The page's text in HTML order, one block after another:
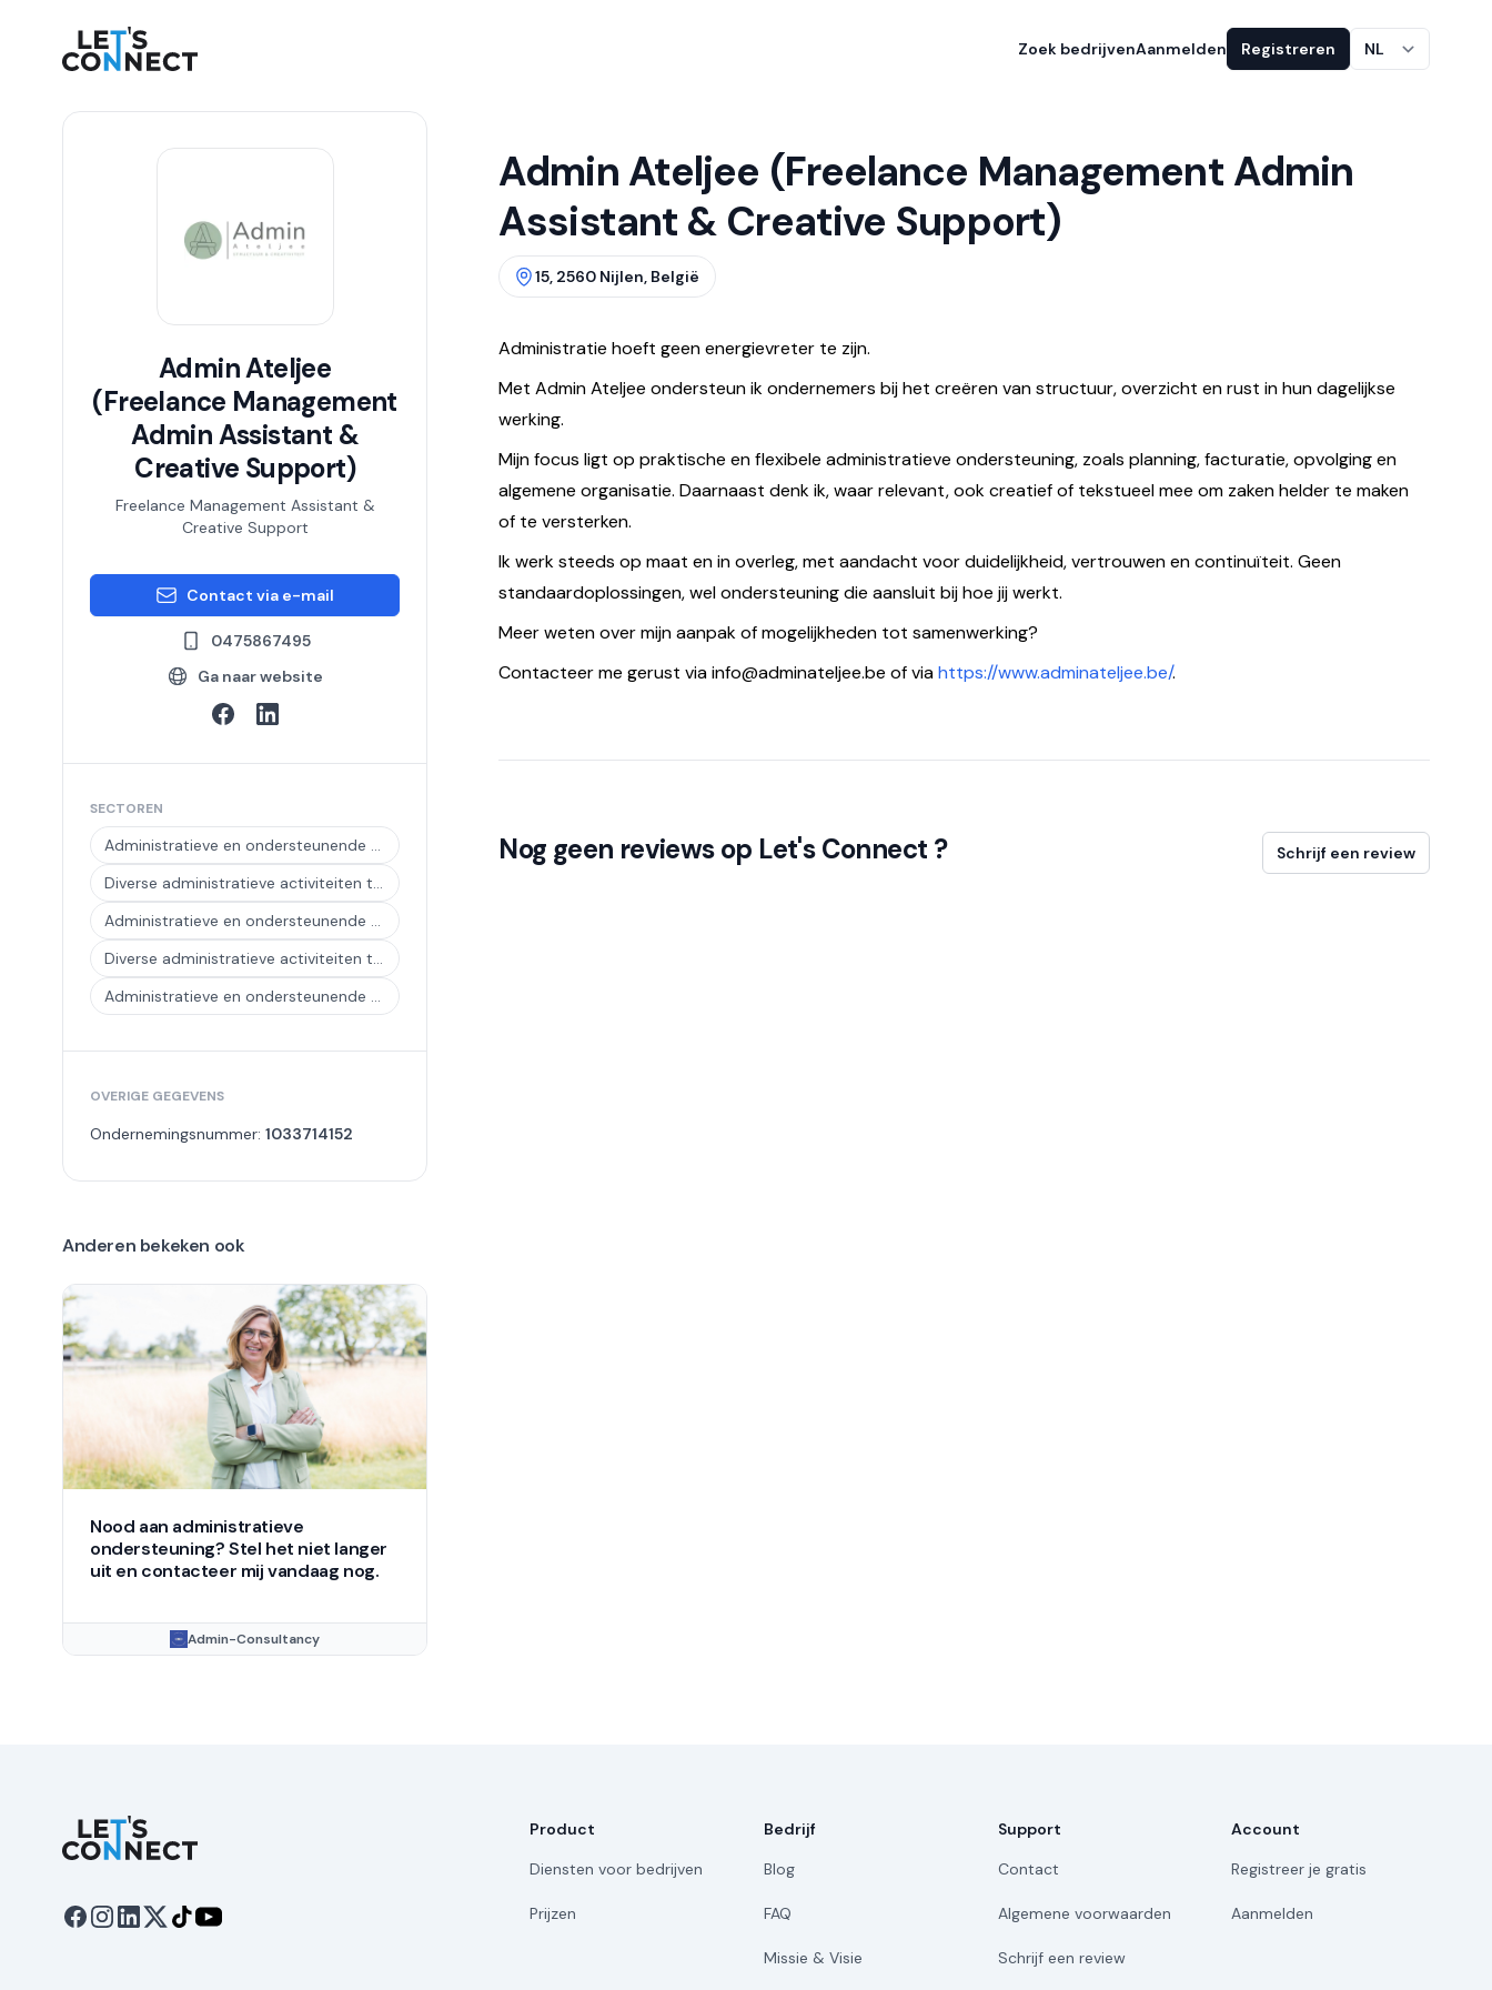
Let's Connect Zoek bedrijvenAanmelden Registreren NL
Admin Ateljee
(Freelance Management
Admin Assistant &
Creative Support)
Freelance Management Assistant &
Creative Support
Contact via e-mail
0475867495
Ga naar website
SECTOREN
Administratieve en ondersteunende diensten
Diverse administratieve activiteiten ten behoeve van kantoren
Administratieve en ondersteunende activiteiten ten behoeve van kantoren
Diverse administratieve activiteiten ten behoeve van kantoren
Administratieve en ondersteunende activiteiten ten behoeve van kantoren en overige zakelijke activiteiten
OVERIGE GEGEVENS
Ondernemingsnummer: 1033714152
Anderen bekeken ook
Nood aan administratieve
ondersteuning? Stel het niet langer
uit en contacteer mij vandaag nog.
Admin-Consultancy
Admin Ateljee (Freelance Management Admin
Assistant & Creative Support)
15, 2560 Nijlen, België
Administratie hoeft geen energievreter te zijn.
Met Admin Ateljee ondersteun ik ondernemers bij het creëren van structuur, overzicht en rust in hun dagelijkse
werking.
Mijn focus ligt op praktische en flexibele administratieve ondersteuning, zoals planning, facturatie, opvolging en
algemene organisatie. Daarnaast denk ik, waar relevant, ook creatief of tekstueel mee om zaken helder te maken
of te versterken.
Ik werk steeds op maat en in overleg, met aandacht voor duidelijkheid, vertrouwen en continuïteit. Geen
standaardoplossingen, wel ondersteuning die aansluit bij hoe jij werkt.
Meer weten over mijn aanpak of mogelijkheden tot samenwerking?
Contacteer me gerust via info@adminateljee.be of viahttps://www.adminateljee.be/.
Nog geen reviews op Let's Connect ? Schrijf een review
Let's Connect
Product
Diensten voor bedrijven
Prijzen
Bedrijf
Blog
FAQ
Missie & Visie
Support
Contact
Algemene voorwaarden
Schrijf een review
Account
Registreer je gratis
Aanmelden